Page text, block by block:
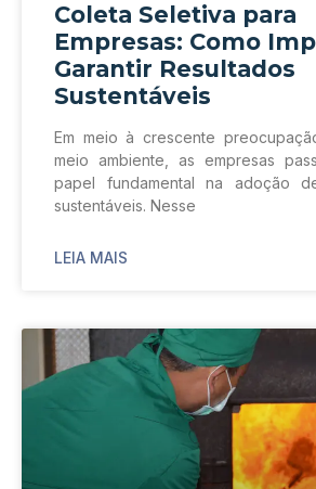
Coleta Seletiva para
Empresas: Como
Garantir Resultados
Sustentáveis
Em meio à crescente
meio ambiente, as empresas
papel fundamental na adoção
sustentáveis. Nesse
LEIA MAIS